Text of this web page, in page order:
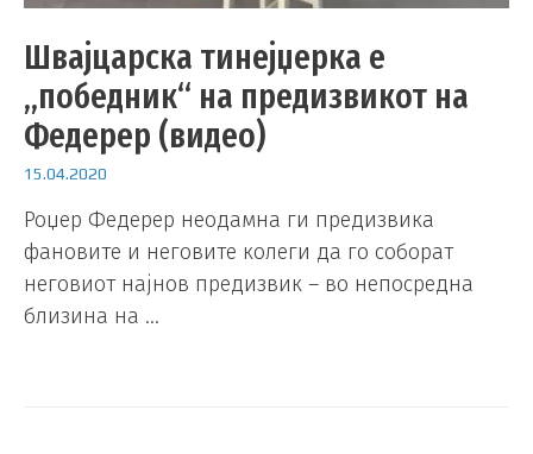
Швајцарска тинејџерка е
„победник“ на предизвикот на
Федерер (видео)
15.04.2020
Роџер Федерер неодамна ги предизвика
фановите и неговите колеги да го соборат
неговиот најнов предизвик – во непосредна
близина на …